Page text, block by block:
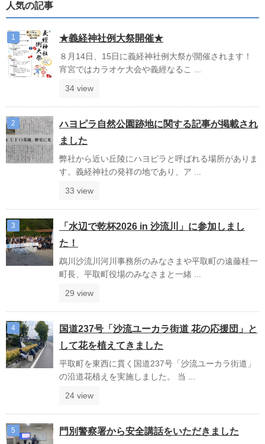
人気の記事
★義経神社例大祭開催★
８月14日、15日に義経神社例大祭が開催されます！
宵宮ではカラオケ大会や義經なるこ ...
34 view
ハヨピラ自然公園跡地に関する記事が掲載され
ました
弊社から近い丘陵にハヨピラと呼ばれる場所がありま
す。義経神社の発祥の地であり、ア ...
33 view
「水辺で乾杯2026 in 沙流川」に参加しまし
た！
鵡川沙流川河川事務所のみなさまや平取町の遠藤桂一
町長、平取町役場のみなさまと一緒 ...
29 view
国道237号「沙流ユーカラ街道 花の応援団」と
して花を植えてきました
平取町を東西に貫く国道237号「沙流ユーカラ街道」
の沿道花植えを実施しました。 当 ...
24 view
門別警察署から安全講話をいただきました